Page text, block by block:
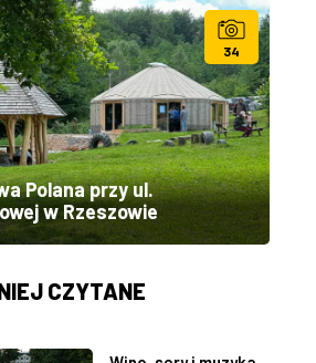
34
Polana przy ul.
w Rzeszowie
CZYTANE